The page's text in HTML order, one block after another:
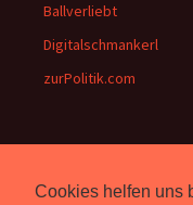
Cookies helfen uns
Ballverliebt
Digitalschmankerl
zurPolitik.com
Über Uns